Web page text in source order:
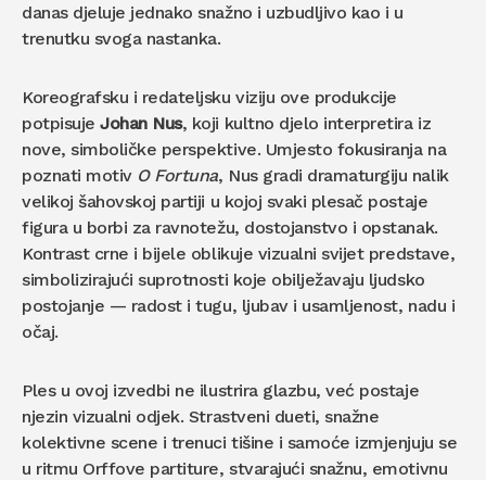
danas djeluje jednako snažno i uzbudljivo kao i u
trenutku svoga nastanka.
Koreografsku i redateljsku viziju ove produkcije
potpisujeJohan Nus, koji kultno djelo interpretira iz
nove, simboličke perspektive. Umjesto fokusiranja na
poznati motiv O Fortuna, Nus gradi dramaturgiju nalik
velikoj šahovskoj partiji u kojoj svaki plesač postaje
figura u borbi za ravnotežu, dostojanstvo i opstanak.
Kontrast crne i bijele oblikuje vizualni svijet predstave,
simbolizirajući suprotnosti koje obilježavaju ljudsko
postojanje — radost i tugu, ljubav i usamljenost, nadu i
očaj.
Ples u ovoj izvedbi ne ilustrira glazbu, već postaje
njezin vizualni odjek. Strastveni dueti, snažne
kolektivne scene i trenuci tišine i samoće izmjenjuju se
u ritmu Orffove partiture, stvarajući snažnu, emotivnu